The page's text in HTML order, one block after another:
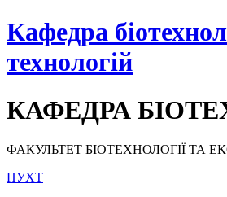
Кафедра
технологій
КАФЕДРА
ФАКУЛЬТЕТ БІОТЕХНОЛОГІЇ ТА
НУХТ